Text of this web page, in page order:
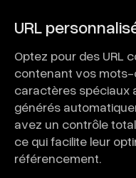
URL
Optez pour des URL
contenant vos mots-
caractères spéciaux
générés
avez un contrôle
ce qui facilite leur
référencement.